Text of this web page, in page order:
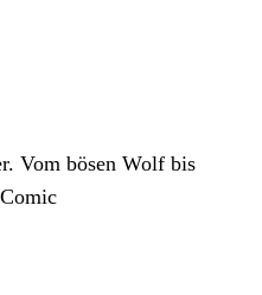
Vom bösen Wolf bis